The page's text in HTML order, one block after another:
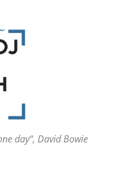
day“, David Bowie